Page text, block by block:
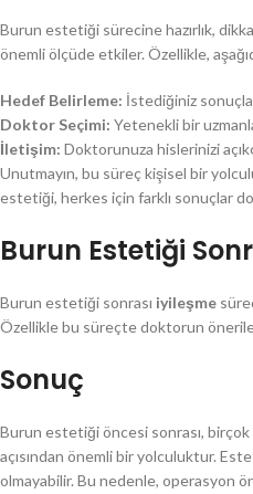
Burun estetiği sürecine hazırlık,
önemli ölçüde etkiler. Özellikle,
Hedef Belirleme: İstediğiniz
Doktor Seçimi: Yetenekli bir
İletişim: Doktorunuza hislerinizi
Unutmayın, bu süreç kişisel bir
estetiği, herkes için farklı sonuçlar
Burun Estetiği
Burun estetiği sonrası iyileşme
Özellikle bu süreçte doktorun
Sonuç
Burun estetiği öncesi sonrası,
açısından önemli bir yolculuktur.
olmayabilir. Bu nedenle, operasyon